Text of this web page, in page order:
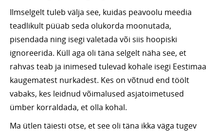
Ilmselgelt tuleb välja see, kuidas peavoolu meedia
teadlikult püüab seda olukorda moonutada,
pisendada ning isegi valetada või siis hoopiski
ignoreerida. Küll aga oli täna selgelt näha see, et
rahvas teab ja inimesed tulevad kohale isegi Eestimaa
kaugematest nurkadest. Kes on võtnud end töölt
vabaks, kes leidnud võimalused asjatoimetused
ümber korraldada, et olla kohal.
Ma ütlen täiesti otse, et see oli täna ikka väga tugev